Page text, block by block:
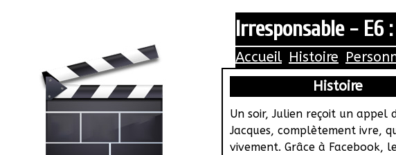
Irresponsable - E6
Accueil Histoire
Histoire
Un soir, Julien reçoit un appel
Jacques, complètement ivre,
vivement. Grâce à Facebook,